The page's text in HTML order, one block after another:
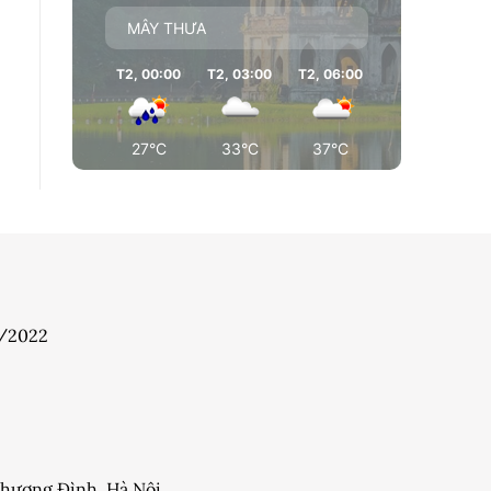
MÂY THƯA
T2, 00:00
27°C
T2, 03:00
33°C
T2, 06:00
37°C
2022